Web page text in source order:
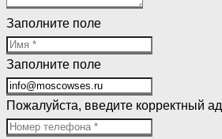
Заполните поле
Заполните поле
Пожалуйста, введите корректный